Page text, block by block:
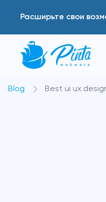
Расширьте свои
Blog Best ui ux